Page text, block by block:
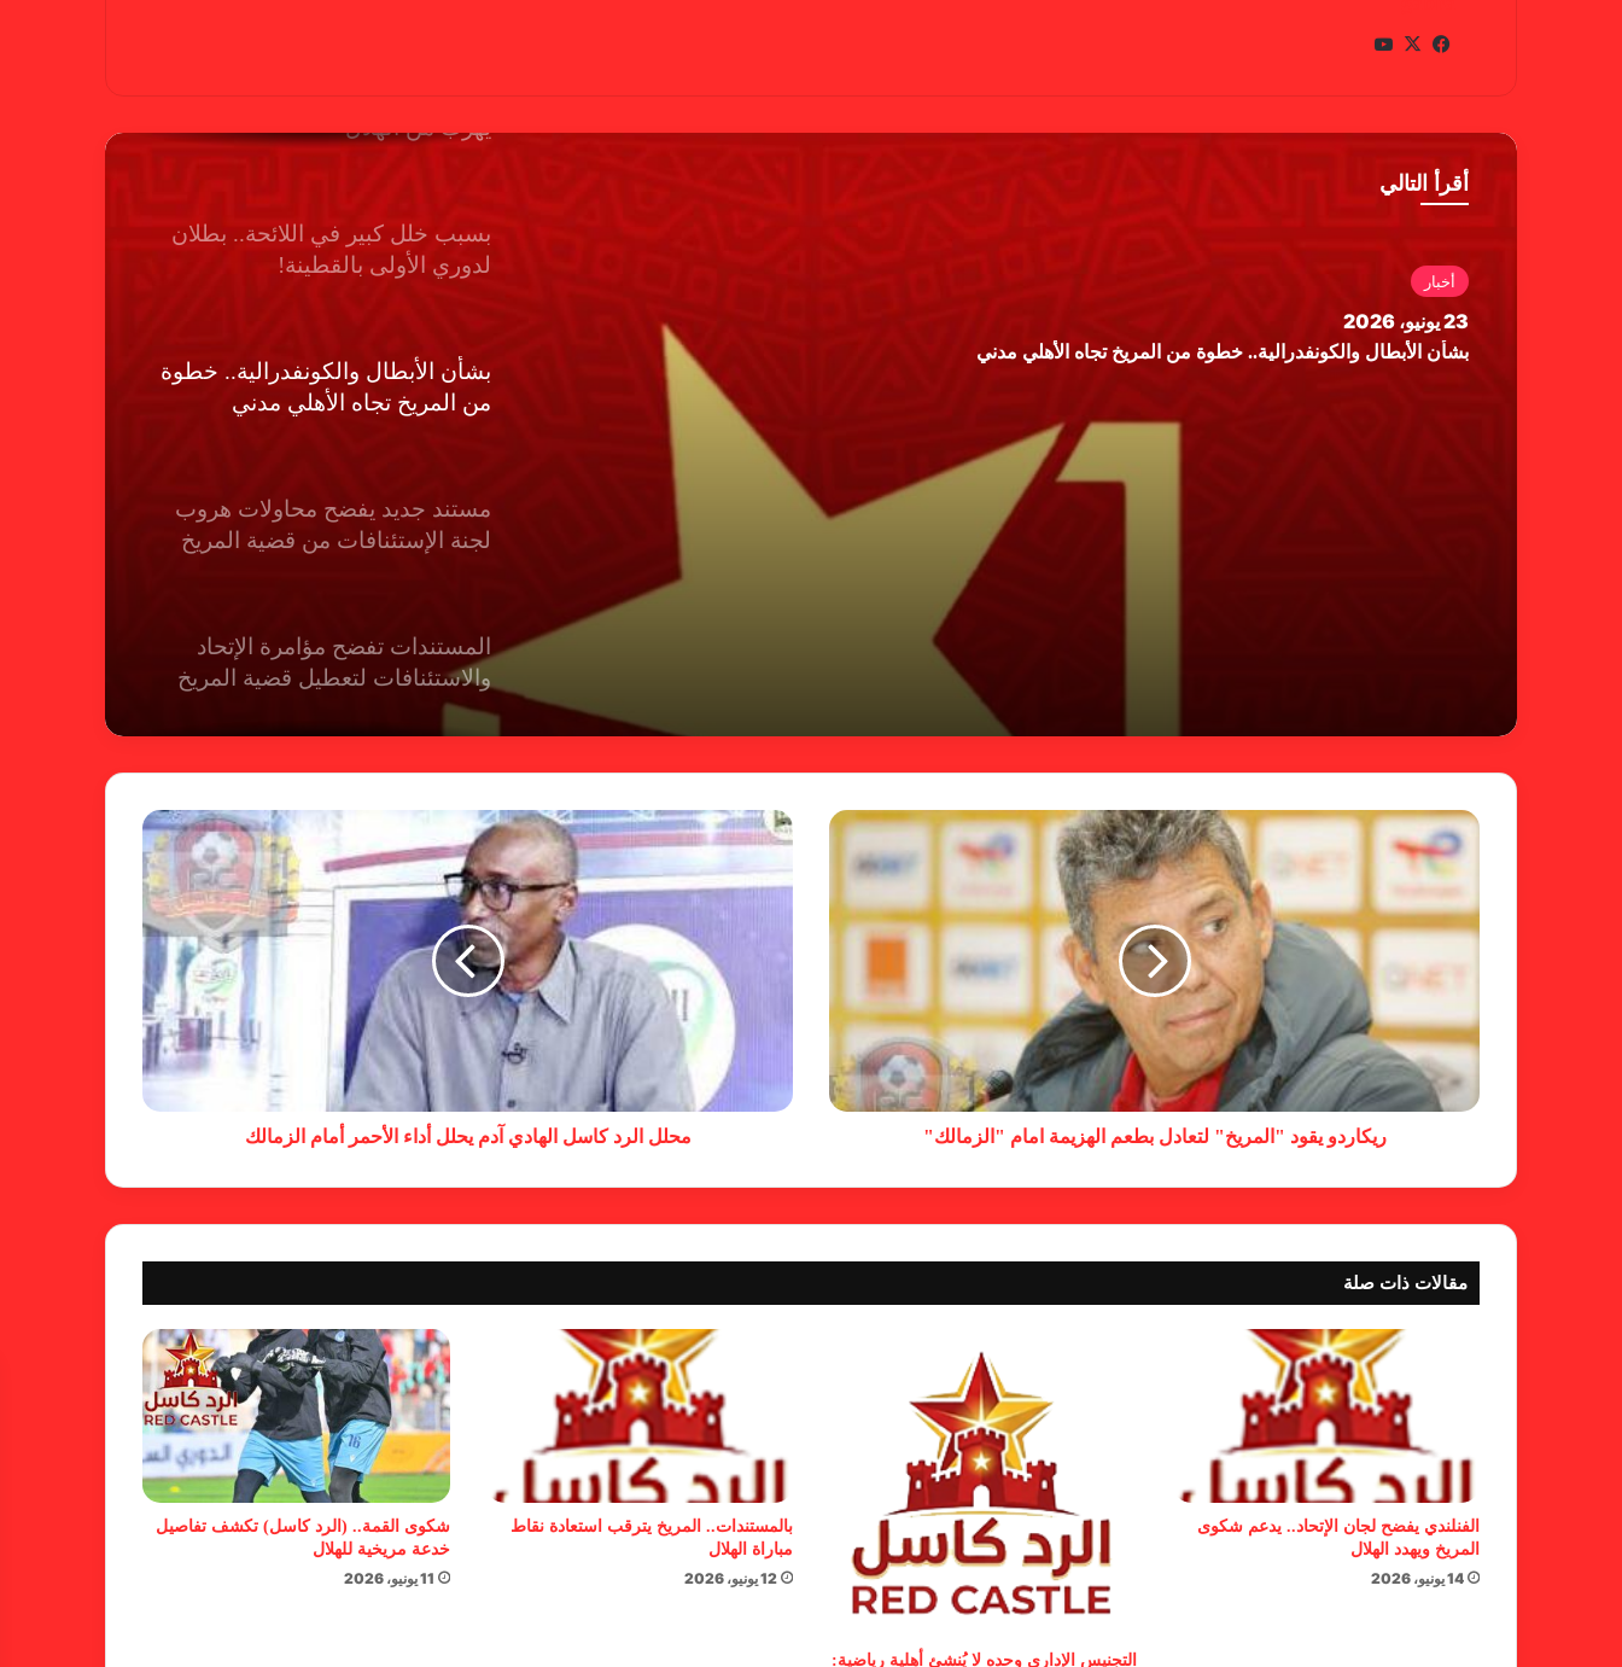
في
وك
X
أقرأ التالي
أخبار
23 يونيو، 2026
بشأن الأبطال والكونفدرالية.. خطوة من المريخ تجاه الأهلي مدني
بسبب “الصفر الدولي” .. ريجيكامب
يهرب من الهلال
بسبب خلل كبير في اللائحة.. بطلان
لدوري الأولى بالقطينة!
بشأن الأبطال والكونفدرالية.. خطوة
من المريخ تجاه الأهلي مدني
مستند جديد يفضح محاولات هروب
لجنة الإستئنافات من قضية المريخ
المستندات تفضح مؤامرة الإتحاد
والاستئنافات لتعطيل قضية المريخ
حسم قضية المريخ وتنتظر الإتحاد
لجنة المسابقات تفاجئ الإتحاد بشأن
الهبوط والصعود
خطوة مريخية جديدة بشأن الشكوى
ضد الهلال
بمذكرة تفاهم
شكوى الهلال.. خطوة مريخية وغضب
على الأمين العام والمسابقات
بسبب “الصفر الدولي” .. ريجيكامب
يهرب من الهلال
ريكاردو يقود "المريخ" لتعادل بطعم الهزيمة امام "الزمالك" محلل الرد كاسل الهادي آدم يحلل أداء الأحمر أمام الزمالك
مقالات ذات صلة
الفنلندي يفضح لجان الإتحاد.. يدعم شكوى
المريخ ويهدد الهلال
14 يونيو، 2026
التجنيس الإداري وحده لا يُنشئ أهلية رياضية:
بالمستندات.. المريخ يترقب استعادة نقاط
مباراة الهلال
12 يونيو، 2026
شكوى القمة.. (الرد كاسل) تكشف تفاصيل
خدعة مريخية للهلال
11 يونيو، 2026